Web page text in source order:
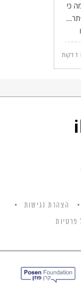
כי
דקות
הצהרת נגישות
פרטיות